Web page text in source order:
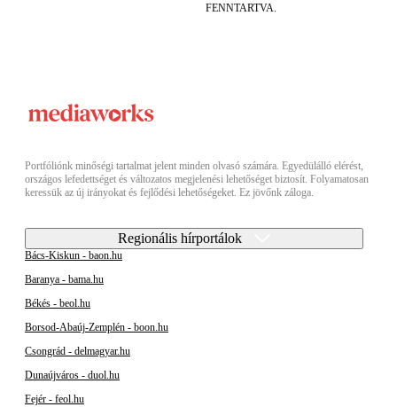
FENNTARTVA.
Portfóliónk minőségi tartalmat jelent minden olvasó számára. Egyedülálló elérést,
országos lefedettséget és változatos megjelenési lehetőséget biztosít. Folyamatosan
keressük az új irányokat és fejlődési lehetőségeket. Ez jövőnk záloga.
Regionális hírportálok
Bács-Kiskun - baon.hu
Baranya - bama.hu
Békés - beol.hu
Borsod-Abaúj-Zemplén - boon.hu
Csongrád - delmagyar.hu
Dunaújváros - duol.hu
Fejér - feol.hu